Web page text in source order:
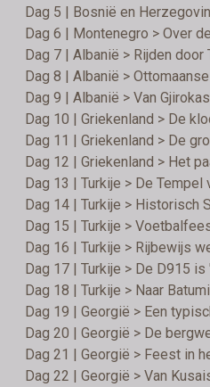
Dag 5 | Bosnië en
Dag 6 | Montenegro > Over
Dag 7 | Albanië > Rijden door
Dag 8 | Albanië >
Dag 9 | Albanië > Van
Dag 10 | Griekenland > De
Dag 11 | Griekenland > De
Dag 12 | Griekenland > Het
Dag 13 | Turkije > De Tempel
Dag 14 | Turkije > Historisch
Dag 15 | Turkije >
Dag 16 | Turkije > Rijbewijs
Dag 17 | Turkije > De D915 is
Dag 18 | Turkije > Naar
Dag 19 | Georgië > Een
Dag 20 | Georgië > De
Dag 21 | Georgië > Feest in
Dag 22 | Georgië > Van